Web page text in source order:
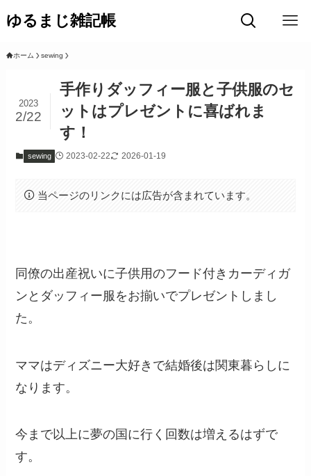
ゆるまじ雑記帳
ホーム sewing
手作りダッフィー服と子供服のセ
ットはプレゼントに喜ばれま
す！
2023
2/22
sewing 2023-02-22 2026-01-19
当ページのリンクには広告が含まれています。
同僚の出産祝いに子供用のフード付きカーディガ
ンとダッフィー服をお揃いでプレゼントしまし
た。
ママはディズニー大好きで結婚後は関東暮らしに
なります。
今まで以上に夢の国に行く回数は増えるはずで
す。